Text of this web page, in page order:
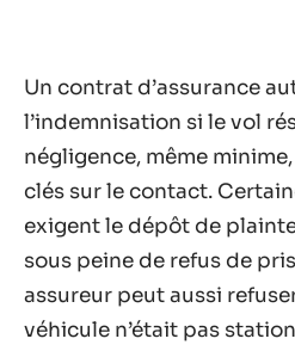
Un contrat d’assurance
l’indemnisation si le vol
négligence, même
clés sur le contact.
exigent le dépôt de
sous peine de refus de
assureur peut aussi
véhicule n’était pas